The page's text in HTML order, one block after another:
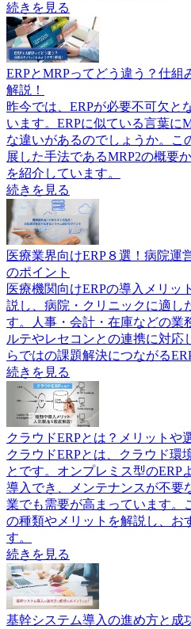
続きを見る
ERPとMRPってどう違う？仕組
解説！
昨今では、ERPが必要不可欠と
います。ERPに似ている言葉に
な違いがあるのでしょうか。こ
展した手法であるMRP2の概要
を紹介しています。
続きを見る
医療業界向けERP８選！病院運
のポイント
医療機関向けERPの導入メリッ
説し、病院・クリニックに適し
す。人事・会計・在庫などの業
ルテやレセコンとの連携に対応
らではの課題解決につながる
続きを見る
クラウドERPとは？メリットや
クラウドERPとは、クラウド環
とです。オンプレミス型のERP
導入でき、メンテナンスが不要
業でも需要が高まっています。
の種類やメリットを解説し、お
す。
続きを見る
基幹システム導入の進め方と成